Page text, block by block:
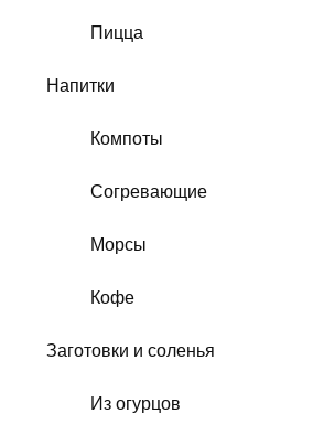
Пицца
Напитки
Компоты
Согревающие
Морсы
Кофе
Заготовки и соленья
Из огурцов